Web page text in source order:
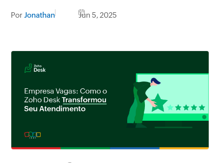
PorJonathan Jun 5, 2025